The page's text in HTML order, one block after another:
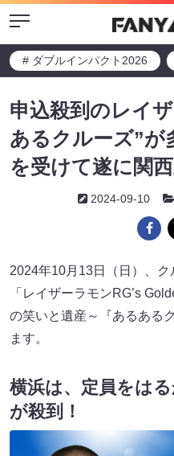
Menu
# ダブルインパクト2026
申込殺到のレイ
あるクルーズ”が
を受けて遂に関
2024-09-10
2024年10月13日（日）、
「レイザーラモンRG’s
の笑いと遺産～『あるある
ます。
横浜は、定員をは
が殺到！